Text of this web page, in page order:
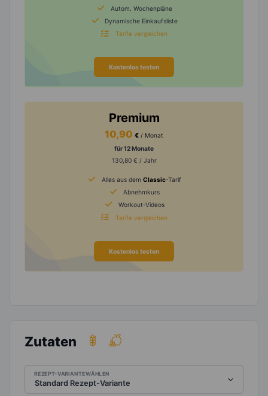
Autom. Wochenpläne
Dynamische Einkaufsliste
Tarife vergleichen
Kostenlos testen
Premium
10,90 € / Monat
für 12 Monate
130,80 € / Jahr
Alles aus dem Classic-Tarif
Abnehmkurs
Workout-Videos
Tarife vergleichen
Kostenlos testen
Zutaten
REZEPT-VARIANTE WÄHLEN